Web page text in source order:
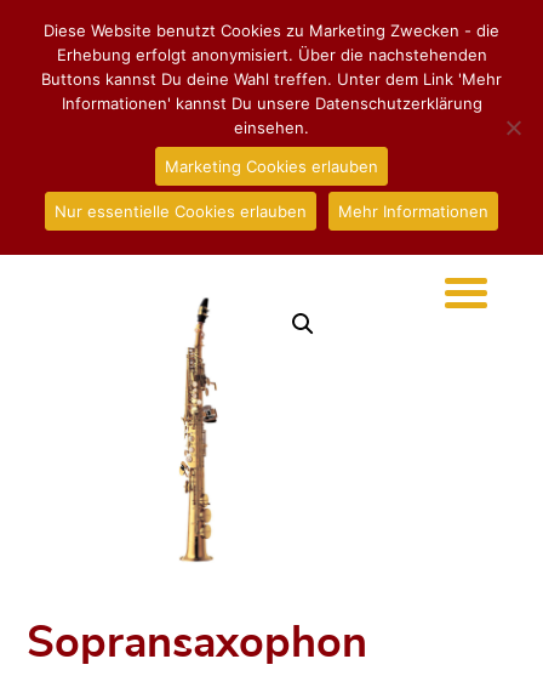
Start/ Sopransaxophon/ Sopransaxophon Yanagisawa
Sopransaxophon
Diese Website benutzt Cookies zu Marketing Zwecken - die
Erhebung erfolgt anonymisiert. Über die nachstehenden
Buttons kannst Du deine Wahl treffen. Unter dem Link 'Mehr
Informationen' kannst Du unsere Datenschutzerklärung
einsehen.
Marketing Cookies erlauben
Nur essentielle Cookies erlauben Mehr Informationen